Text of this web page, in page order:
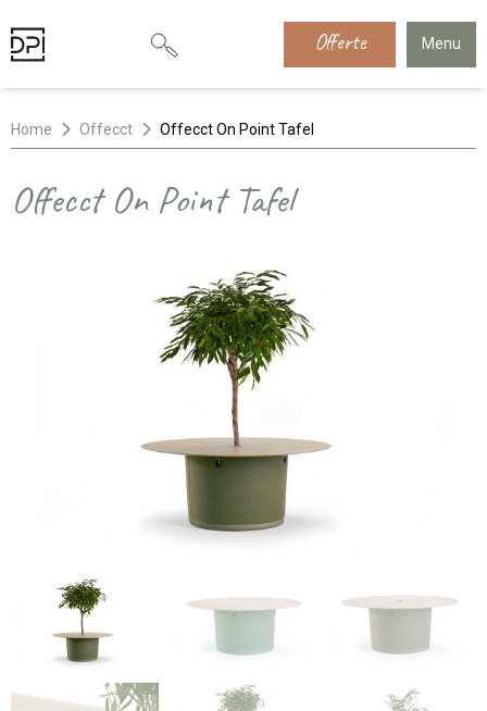
Offerte Menu
Home Offecct Offecct On Point Tafel
Offecct On Point Tafel